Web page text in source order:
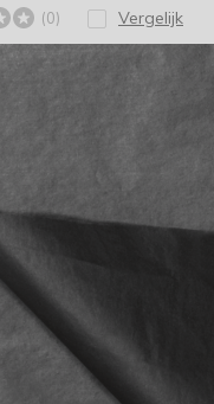
(0) Vergelijk